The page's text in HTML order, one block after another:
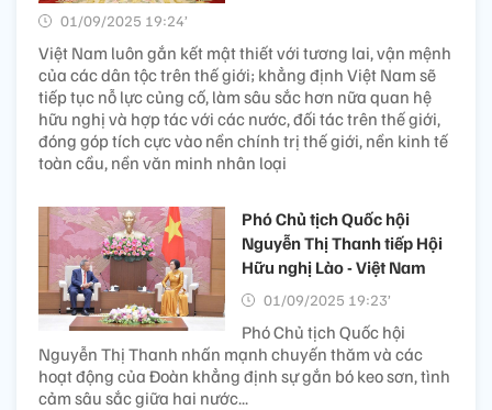
01/09/2025 19:24’
Việt Nam luôn gắn kết mật thiết với tương lai, vận mệnh
của các dân tộc trên thế giới; khẳng định Việt Nam sẽ
tiếp tục nỗ lực củng cố, làm sâu sắc hơn nữa quan hệ
hữu nghị và hợp tác với các nước, đối tác trên thế giới,
đóng góp tích cực vào nền chính trị thế giới, nền kinh tế
toàn cầu, nền văn minh nhân loại
Phó Chủ tịch Quốc hội
Nguyễn Thị Thanh tiếp Hội
Hữu nghị Lào - Việt Nam
01/09/2025 19:23’
Phó Chủ tịch Quốc hội
Nguyễn Thị Thanh nhấn mạnh chuyến thăm và các
hoạt động của Đoàn khẳng định sự gắn bó keo sơn, tình
cảm sâu sắc giữa hai nước...